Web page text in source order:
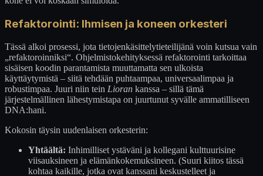
Refaktorointi: Ihmisen ja koneen orkesteri
Tässä alkoi prosessi, jota tietojenkäsittelytieteilijänä voin kutsua vain
„refaktoroinniksi“. Ohjelmistokehityksessä refaktorointi tarkoittaa
sisäisen koodin parantamista muuttamatta sen ulkoista
käyttäytymistä – siitä tehdään puhtaampaa, universaalimpaa ja
robustimpaa. Juuri niin tein Lioran kanssa – sillä tämä
järjestelmällinen lähestymistapa on juurtunut syvälle ammatilliseen
DNA:hani.
Kokosin täysin uudenlaisen orkesterin:
Yhtäältä: Inhimilliset ystäväni ja kollegani kulttuurisine
viisauksineen ja elämänkokemuksineen. (Suuri kiitos tässä
kohtaa kaikille, jotka ovat kanssani keskustelleet ja